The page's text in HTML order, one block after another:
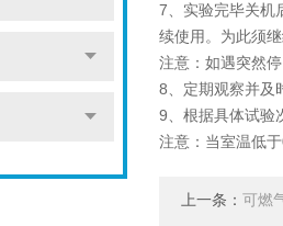
7、实验完毕关机
续使用。为此须
注意：如遇突然
8、定期观察并及
9、根据具体试验
注意：当室温低
上一条： 可燃